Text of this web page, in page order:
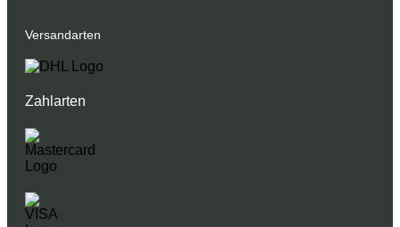
Versandarten
Zahlarten